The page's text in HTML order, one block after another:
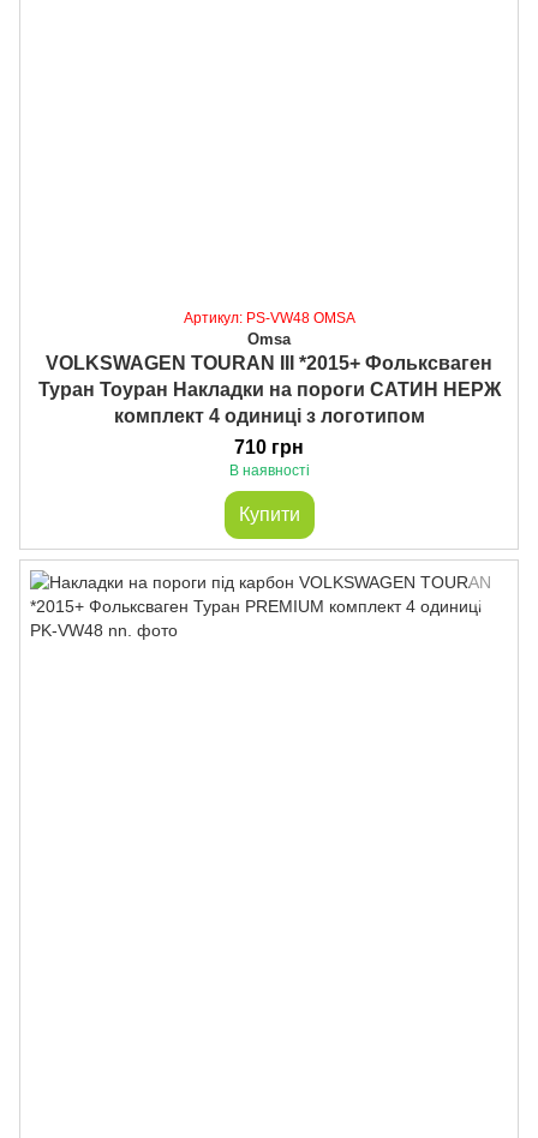
Артикул: PS-VW48 OMSA
Omsa
VOLKSWAGEN TOURAN III *2015+ Фольксваген
Туран Тоуран Накладки на пороги САТИН НЕРЖ
комплект 4 одиниці з логотипом
710 грн
В наявності
Купити